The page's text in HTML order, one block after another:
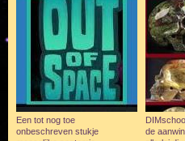
Een tot nog toe
onbeschreven stukje
de